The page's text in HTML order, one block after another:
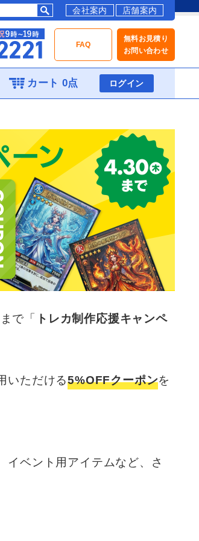
会社案内 店舗案内
FAQ
無料お見積り
お問い合わせ
カート 0点 ログイン
で「 トレカ制作応援キャンペ
いただける5%OFFクーポンを
イベント用アイテムなど、さ